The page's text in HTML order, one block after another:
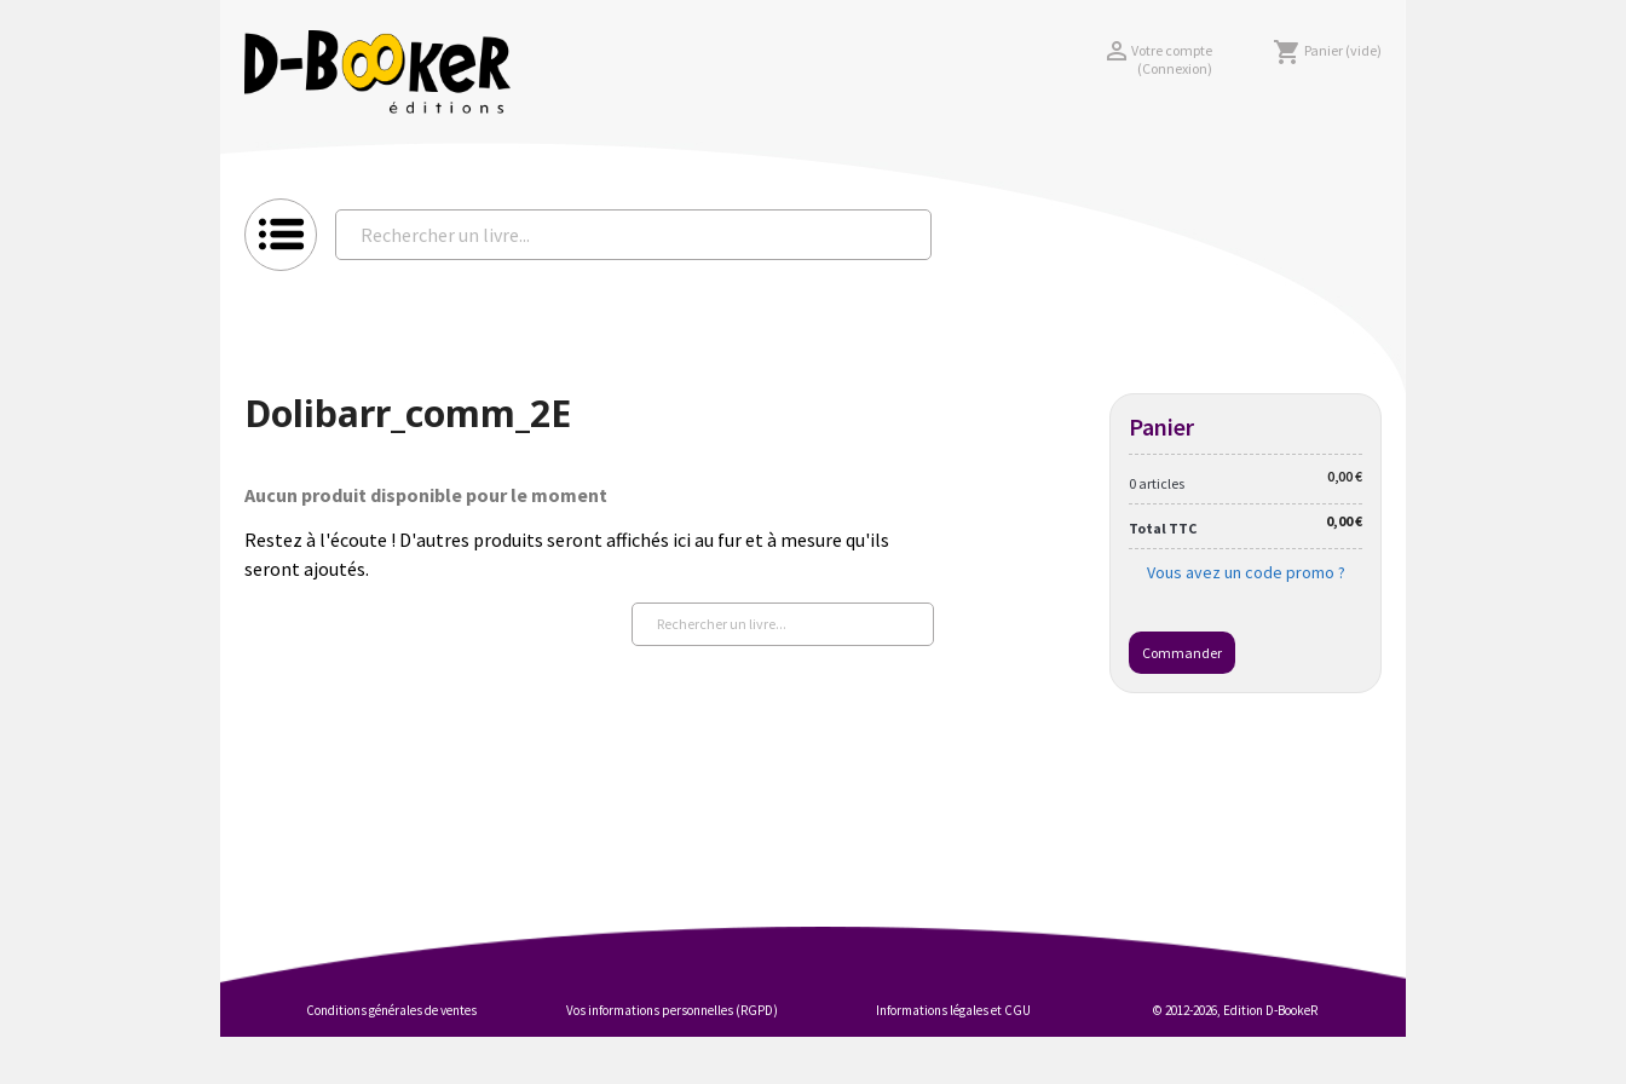
 Votre compte
(Connexion)
shopping_cart Panier (vide)
Dolibarr_comm_2E
Aucun produit disponible pour le moment
Restez à l'écoute ! D'autres produits seront affichés ici au fur et à mesure qu'ils
seront ajoutés.
Panier
0 articles 0,00 €
Total TTC 0,00 €
Vous avez un code promo ?
Commander
Conditions générales de ventes Vos informations personnelles (RGPD) Informations légales et CGU © 2012-2026, Edition D-BookeR